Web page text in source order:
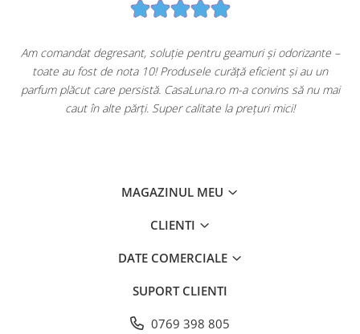
Am comandat degresant, soluție pentru geamuri și odorizante –
toate au fost de nota 10! Produsele curăță eficient și au un
parfum plăcut care persistă. CasaLuna.ro m-a convins să nu mai
caut în alte părți. Super calitate la prețuri mici!
MAGAZINUL MEU
CLIENTI
DATE COMERCIALE
SUPORT CLIENTI
0769 398 805